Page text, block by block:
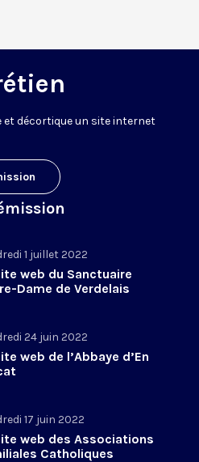
et décortique un site internet
1 juillet 2022
web du Sanctuaire
Dame de Verdelais
24 juin 2022
web de l’Abbaye d’En
17 juin 2022
web des Associations
Catholiques